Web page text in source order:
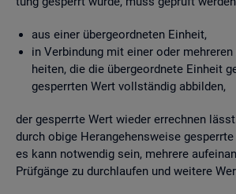
aus einer über­ge­ord­ne­ten Ein­heit,
in Ver­bin­dung mit einer oder
hei­ten, die die über­ge­ord­ne­te Ein­heit
ge­sperr­ten Wert voll­stän­dig ab­bil­den,
der ge­sperr­te Wert wie­der er­rech­nen
durch obige Her­an­ge­hens­wei­se
es kann not­wen­dig sein, meh­re­re
Prüf­gän­ge zu durch­lau­fen und wei­te­re